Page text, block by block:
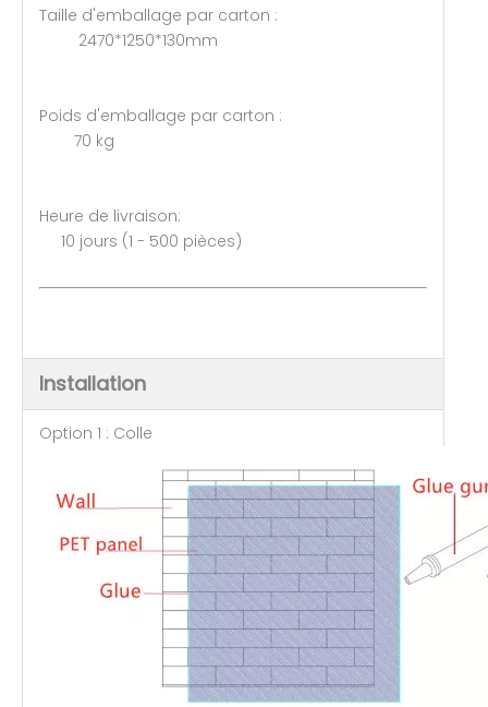
Taille d'emballage par carton :
2470*1250*130mm
Poids d'emballage par carton :
70 kg
Heure de livraison:
10 jours (1 - 500 pièces)
Installation
Option 1 : Colle